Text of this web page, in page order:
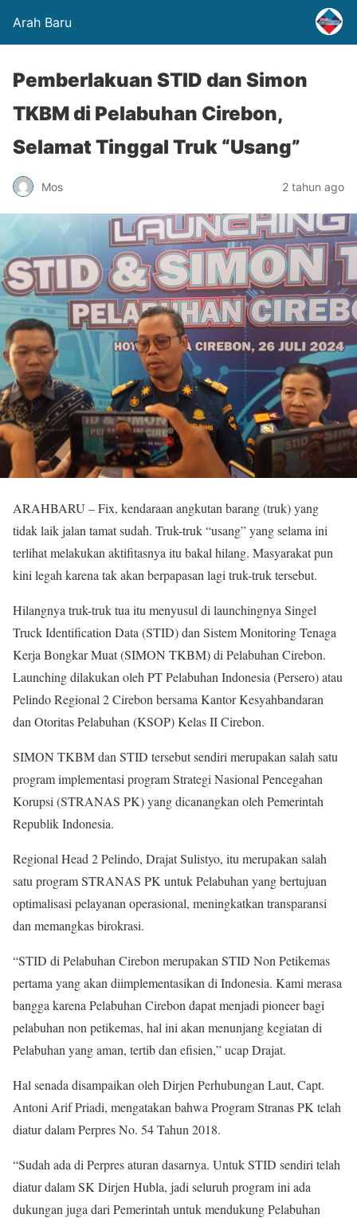
Arah Baru
Pemberlakuan STID dan Simon
TKBM di Pelabuhan Cirebon,
Selamat Tinggal Truk “Usang”
Mos 2 tahun ago
ARAHBARU – Fix, kendaraan angkutan barang (truk) yang
tidak laik jalan tamat sudah. Truk-truk “usang” yang selama ini
terlihat melakukan aktifitasnya itu bakal hilang. Masyarakat pun
kini legah karena tak akan berpapasan lagi truk-truk tersebut.
Hilangnya truk-truk tua itu menyusul di launchingnya Singel
Truck Identification Data (STID) dan Sistem Monitoring Tenaga
Kerja Bongkar Muat (SIMON TKBM) di Pelabuhan Cirebon.
Launching dilakukan oleh PT Pelabuhan Indonesia (Persero) atau
Pelindo Regional 2 Cirebon bersama Kantor Kesyahbandaran
dan Otoritas Pelabuhan (KSOP) Kelas II Cirebon.
SIMON TKBM dan STID tersebut sendiri merupakan salah satu
program implementasi program Strategi Nasional Pencegahan
Korupsi (STRANAS PK) yang dicanangkan oleh Pemerintah
Republik Indonesia.
Regional Head 2 Pelindo, Drajat Sulistyo, itu merupakan salah
satu program STRANAS PK untuk Pelabuhan yang bertujuan
optimalisasi pelayanan operasional, meningkatkan transparansi
dan memangkas birokrasi.
“STID di Pelabuhan Cirebon merupakan STID Non Petikemas
pertama yang akan diimplementasikan di Indonesia. Kami merasa
bangga karena Pelabuhan Cirebon dapat menjadi pioneer bagi
pelabuhan non petikemas, hal ini akan menunjang kegiatan di
Pelabuhan yang aman, tertib dan efisien,” ucap Drajat.
Hal senada disampaikan oleh Dirjen Perhubungan Laut, Capt.
Antoni Arif Priadi, mengatakan bahwa Program Stranas PK telah
diatur dalam Perpres No. 54 Tahun 2018.
“Sudah ada di Perpres aturan dasarnya. Untuk STID sendiri telah
diatur dalam SK Dirjen Hubla, jadi seluruh program ini ada
dukungan juga dari Pemerintah untuk mendukung Pelabuhan